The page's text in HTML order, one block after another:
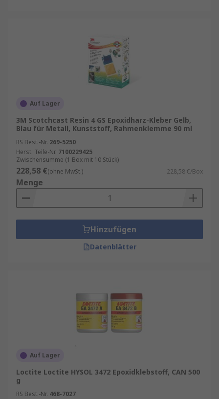
Auf Lager
3M Scotchcast Resin 4 GS Epoxidharz-Kleber Gelb,
Blau für Metall, Kunststoff, Rahmenklemme 90 ml
RS Best.-Nr. 269-5250
Herst. Teile-Nr. 7100229425
Zwischensumme (1 Box mit 10 Stück)
228,58 €(ohne MwSt.) 228,58 €/Box
Menge
Hinzufügen
Datenblätter
Auf Lager
Loctite Loctite HYSOL 3472 Epoxidklebstoff, CAN 500
g
RS Best.-Nr. 468-7027